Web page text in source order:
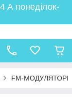
А понеділок-
FM-МОДУЛЯТОРІ